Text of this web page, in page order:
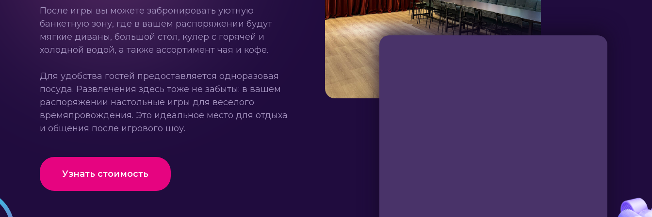
После игры вы можете забронировать уютную
банкетную зону, где в вашем распоряжении будут
мягкие диваны, большой стол, кулер с горячей и
холодной водой, а также ассортимент чая и кофе.
Для удобства гостей предоставляется одноразовая
посуда. Развлечения здесь тоже не забыты: в вашем
распоряжении настольные игры для веселого
времяпровождения. Это идеальное место для отдыха
и общения после игрового шоу.
Узнать стоимость